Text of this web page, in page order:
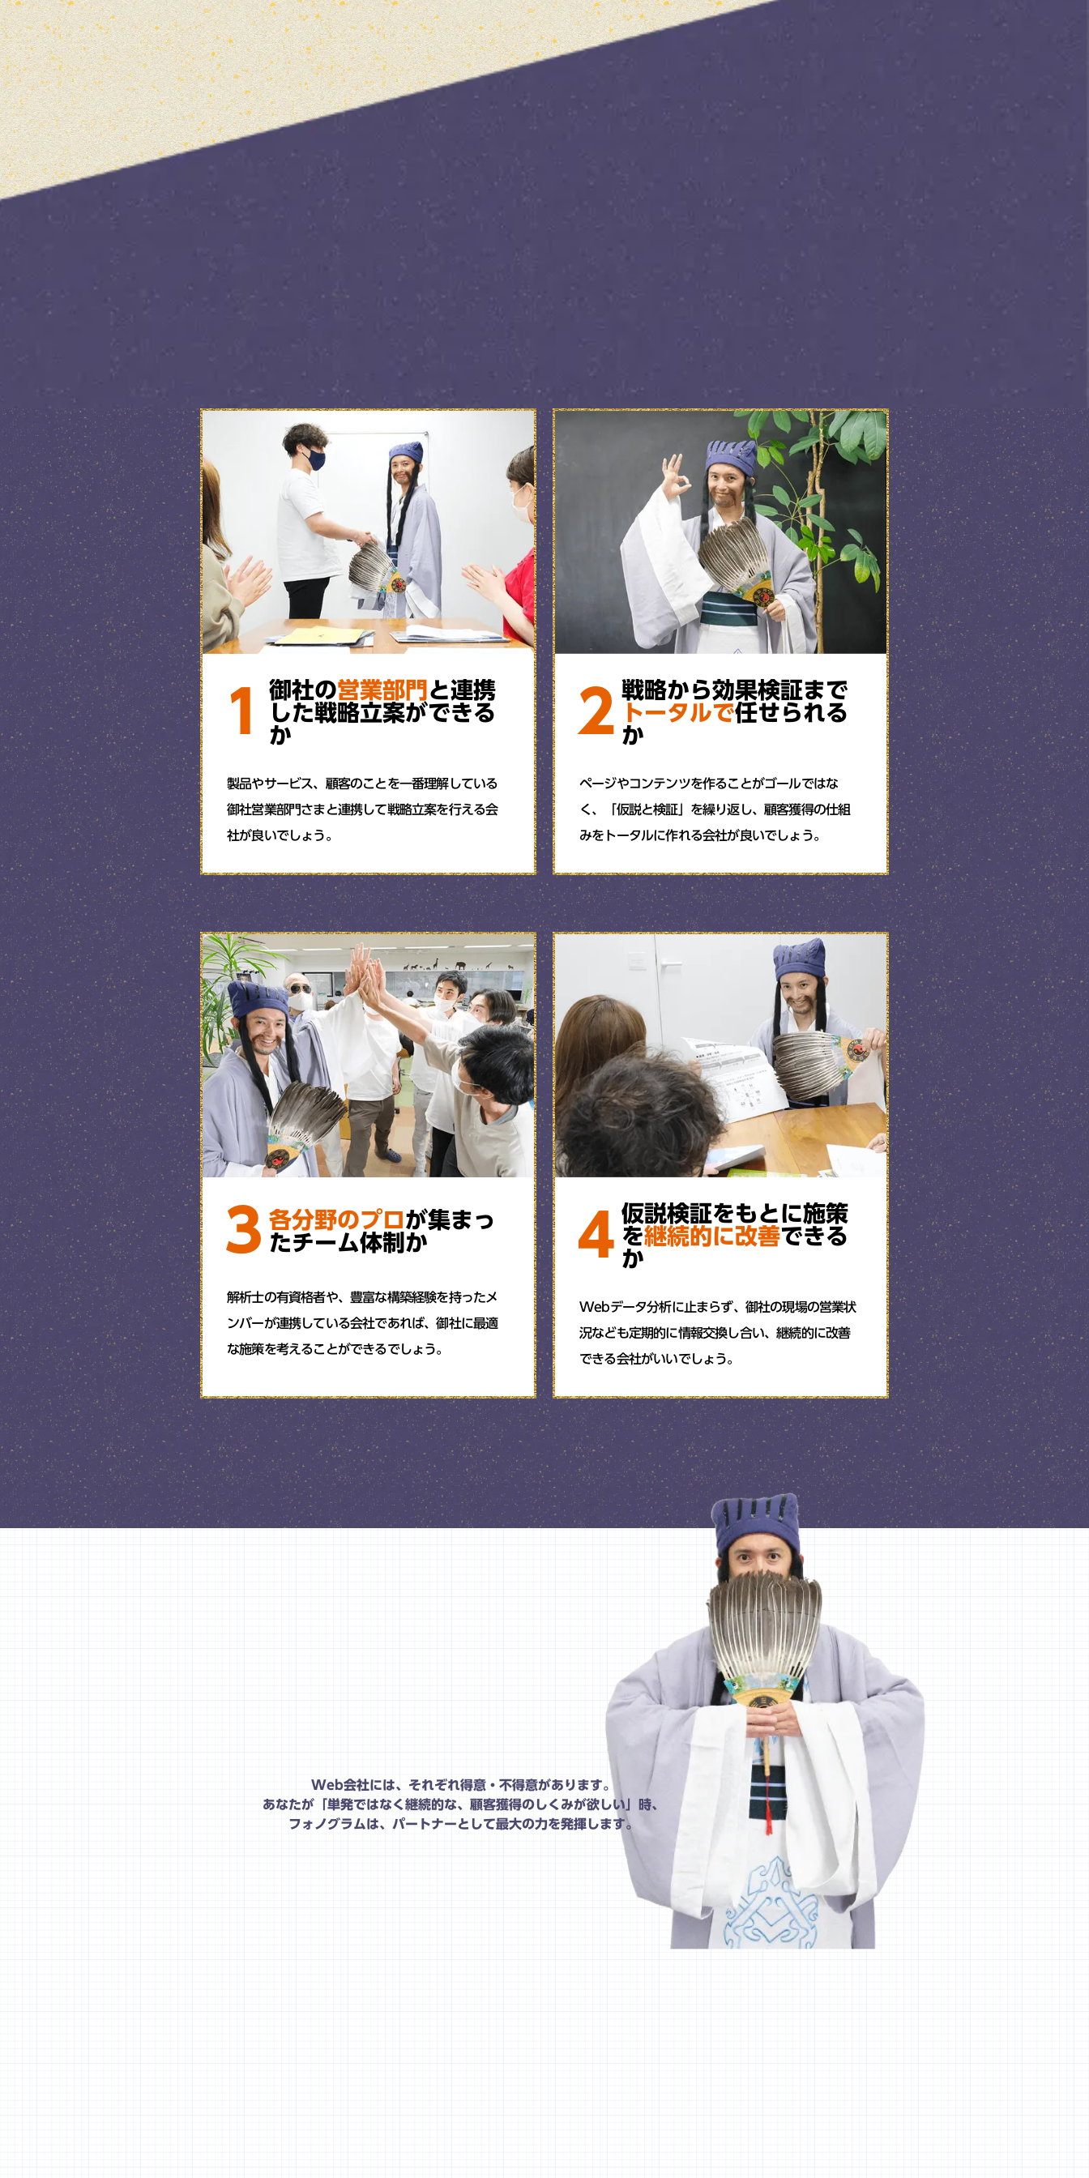
1 御社の営業部門と連携
した戦略立案ができる
か
製品やサービス、顧客のことを一番理解している
御社営業部門さまと連携して戦略立案を行える会
社が良いでしょう。
2戦略から効果検証まで
トータルで任せられる
か
ページやコンテンツを作ることがゴールではな
く、「仮説と検証」を繰り返し、顧客獲得の​仕組
みをトータルに作れる会社が良いでしょう。
3各分野のプロが集まっ
たチーム体制か
解析士の有資格者や、豊富な構築経験を持ったメ
ンバーが連携している会社であれば、御社に最適
な施策を考えることができるでしょう。
4仮説検証をもとに施策
を継続的に改善できる
か
Webデータ分析に止まらず、御社の現場の営業状
況なども定期的に情報交換し合い、継続的に改善
できる会社がいいでしょう。
Web会社には、それぞれ得意・不得意があります。
あなたが「単発ではなく継続的な、顧客獲得のしくみが欲しい」時、
フォノグラムは、パートナーとして最大の力を発揮します。